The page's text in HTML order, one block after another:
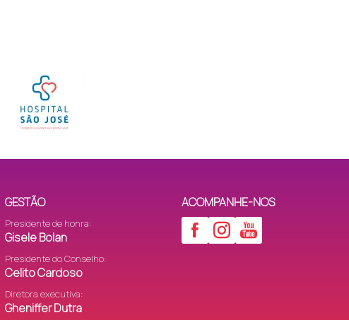
GESTÃO
Presidente de honra:
Gisele Bolan
Presidente do Conselho:
Celito Cardoso
Diretora executiva:
Gheniffer Dutra
ACOMPANHE-NOS